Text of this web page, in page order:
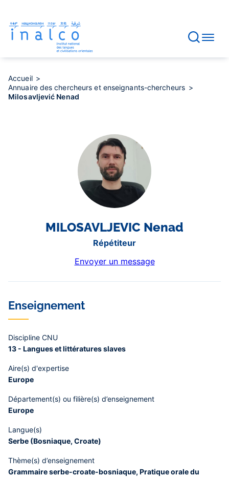
contenu
principal
Accueil
Annuaire des chercheurs et enseignants-chercheurs
Milosavljević Nenad
MILOSAVLJEVIC Nenad
Répétiteur
Envoyer un message
Enseignement
Discipline CNU
13 - Langues et littératures slaves
Aire(s) d'expertise
Europe
Département(s) ou filière(s) d’enseignement
Europe
Langue(s)
Serbe (Bosniaque, Croate)
Thème(s) d’enseignement
Grammaire serbe-croate-bosniaque, Pratique orale du